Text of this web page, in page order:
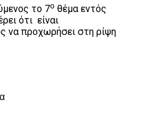
το 7ο θέμα εντός
ότι είναι
να προχωρήσει στη ρίψη